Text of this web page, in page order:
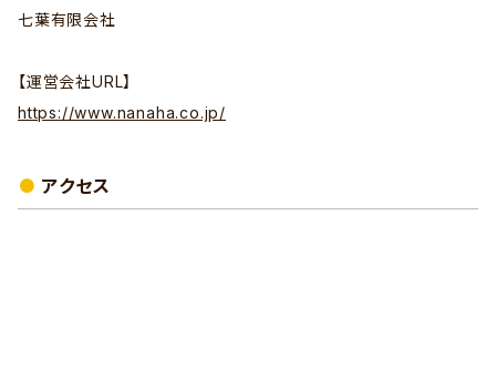
七葉有限会社
【運営会社URL】
https://www.nanaha.co.jp/
アクセス